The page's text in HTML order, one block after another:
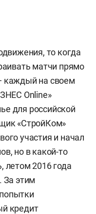
то когда
матчи прямо
каждый на своем
Online»
для российской
«СтройКом»
участия и начал
но в какой-то
летом 2016 года
За этим
кредит